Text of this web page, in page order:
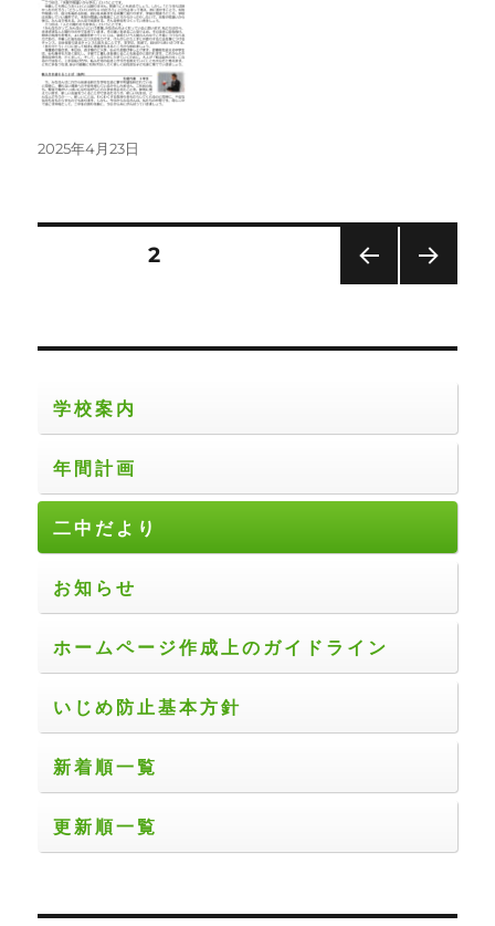
投
2025年4月23日
の
ペ
ー
ジ
送
り
固定ページ2
学校案内
年間計画
二中だより
お知らせ
ホームページ作成上のガイドライン
いじめ防止基本方針
新着順一覧
更新順一覧